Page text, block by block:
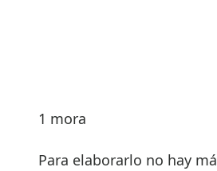
1 mora
Para elaborarlo no hay